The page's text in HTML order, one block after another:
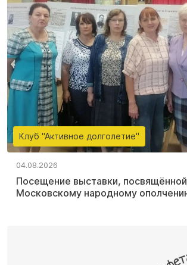
Клуб "Активное долголетие"
04.08.2026
Посещение выставки, посвящённой
Московскому народному